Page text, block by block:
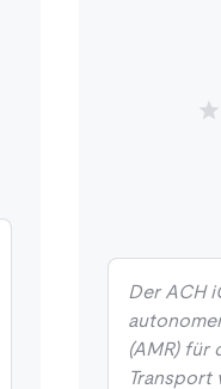
Der ACH
(AMR) für
Transport